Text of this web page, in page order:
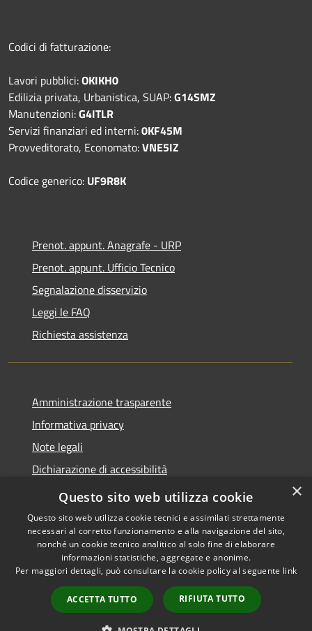
Codici di fatturazione:
Lavori pubblici:OKIKH0
Edilizia privata, Urbanistica, SUAP:G14SMZ
Manutenzioni:G4ITLR
Servizi finanziari ed interni:0KF45M
Provveditorato, Economato:VNE5IZ
Codice generico: UF9R8K
Prenot. appunt. Anagrafe - URP
Prenot. appunt. Ufficio Tecnico
Segnalazione disservizio
Leggi le FAQ
Richiesta assistenza
Amministrazione trasparente
Informativa privacy
Note legali
Dichiarazione di accessibilità
Whistleblowing
Accessibilità
Copyright © 2026 • Comune di
Certaldo • Powered by
Municipium•
Accesso
redazione
×
Questo sito web utilizza cookie
Questo sito web utilizza cookie tecnici e assimilati strettamente
necessari al corretto funzionamento e alla navigazione del sito,
nonché un cookie tecnico analitico al solo fine di elaborare
informazioni statistiche, aggregate e anonime.
Per maggiori dettagli, può consultare la cookie policy al seguente link
ACCETTA TUTTO RIFIUTA TUTTO